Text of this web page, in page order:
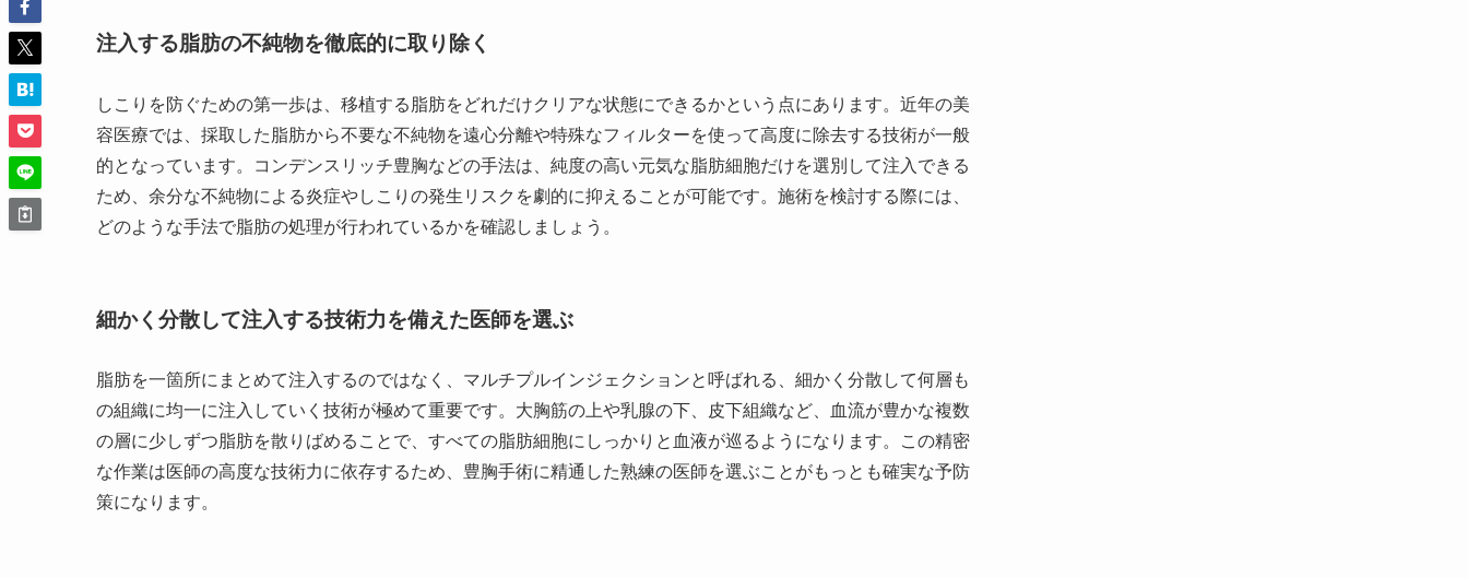
注入する脂肪の不純物を徹底的に取り除く
しこりを防ぐための第一歩は、移植する脂肪をどれだけクリアな状態にできるかという点にあります。近年の美
容医療では、採取した脂肪から不要な不純物を遠心分離や特殊なフィルターを使って高度に除去する技術が一般
的となっています。コンデンスリッチ豊胸などの手法は、純度の高い元気な脂肪細胞だけを選別して注入できる
ため、余分な不純物による炎症やしこりの発生リスクを劇的に抑えることが可能です。施術を検討する際には、
どのような手法で脂肪の処理が行われているかを確認しましょう。
細かく分散して注入する技術力を備えた医師を選ぶ
脂肪を一箇所にまとめて注入するのではなく、マルチプルインジェクションと呼ばれる、細かく分散して何層も
の組織に均一に注入していく技術が極めて重要です。大胸筋の上や乳腺の下、皮下組織など、血流が豊かな複数
の層に少しずつ脂肪を散りばめることで、すべての脂肪細胞にしっかりと血液が巡るようになります。この精密
な作業は医師の高度な技術力に依存するため、豊胸手術に精通した熟練の医師を選ぶことがもっとも確実な予防
策になります。